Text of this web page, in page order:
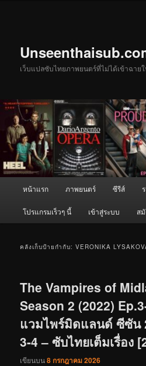
เว็บแปลซับไทยภาพยนตร์ที่ไม่ได้เข้าฉายใ
หน้าแรก ภาพยนตร์ ซีรีส์
โปรแกรมเร็วๆ นี้ เข้าสู่ระบบ ส
คลังเก็บป้ายกำกับ:VERONIKA
The Vampires of
Season 2 (2022)
แวมไพร์มิดแลนด์ ซีซัน
3-4 – ซับไทยเต็มเรื่อง
เขียนบน8 กรกฎาคม 2026